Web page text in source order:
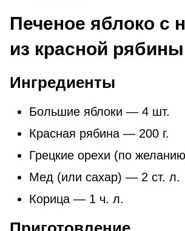
Печеное яблоко с
из красной рябины
Ингредиенты
Большие яблоки — 4 шт.
Красная рябина — 200 г.
Грецкие орехи (по
Мед (или сахар) — 2 ст. л.
Корица — 1 ч. л.